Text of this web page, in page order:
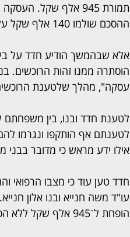
תמורת 945 אלף
ההסכם שולמו 140 אלף שקל על חשבון התמורה ונרשמה הערת אזהרה לטובת הרוכשים.
אלא שבהמשך הודיע חדד על
הוסתרה ממנו זהות הרוכשים.
עסקה", מהלך שלטענת
לטענתם אף הותקפו ונגרמו
אילו ידע מראש כי מדובר
חדד טען עוד כי מצבו הרפואי
הופחת ל־945 אלף שקל ללא הסכמתו המלאה והחופשית.